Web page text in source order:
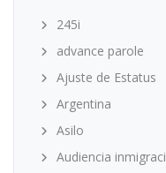
245i
advance parole
Ajuste de Estatus
Argentina
Asilo
Audiencia